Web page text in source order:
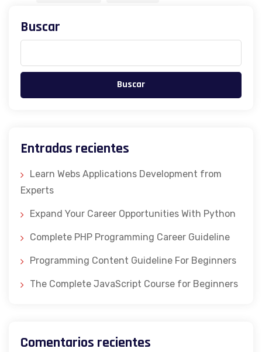
Buscar
Buscar
Entradas recientes
Learn Webs Applications Development from
Experts
Expand Your Career Opportunities With Python
Complete PHP Programming Career Guideline
Programming Content Guideline For Beginners
The Complete JavaScript Course for Beginners
Comentarios recientes